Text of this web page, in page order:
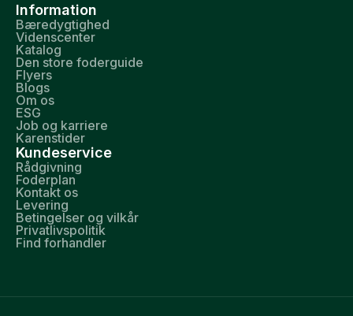
Information
Bæredygtighed
Videnscenter
Katalog
Den store foderguide
Flyers
Blogs
Om os
ESG
Job og karriere
Karenstider
Kundeservice
Rådgivning
Foderplan
Kontakt os
Levering
Betingelser og vilkår
Privatlivspolitik
Find forhandler